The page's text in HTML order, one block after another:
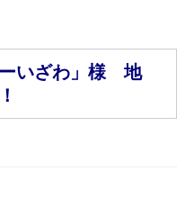
ーいざわ」様 地